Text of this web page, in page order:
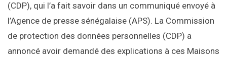
(CDP), qui l’a fait savoir dans un communiqué envoyé à
l’Agence de presse sénégalaise (APS). La Commission
de protection des données personnelles (CDP) a
annoncé avoir demandé des explications à ces Maisons